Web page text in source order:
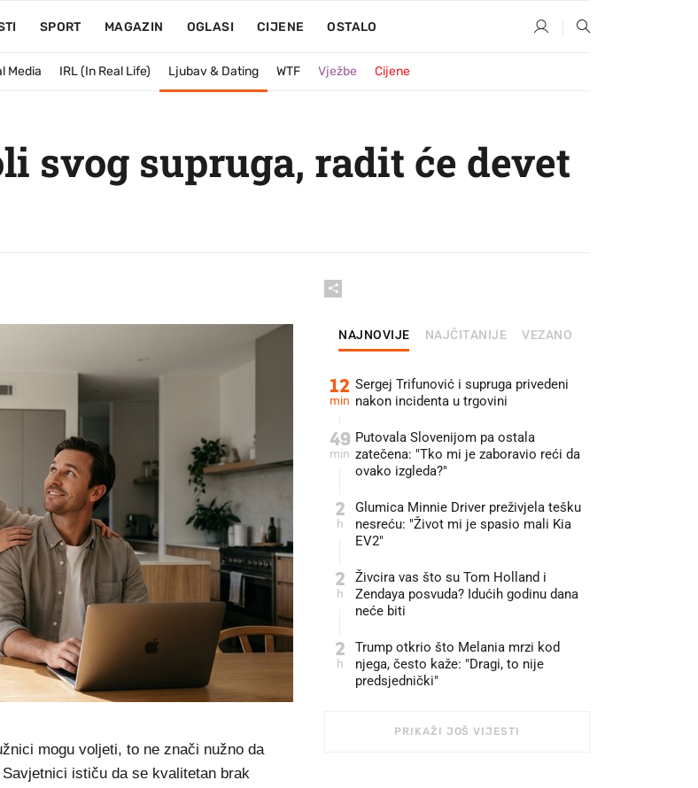
SPORT MAGAZIN OGLASI CIJENE OSTALO
Media IRL (In Real Life) Ljubav & Dating WTF Vježbe Cijene
svog supruga, radit će devet
mogu voljeti, to ne znači nužno da
ističu da se kvalitetan brak
NAJNOVIJE NAJČITANIJE VEZANO
12
min
Sergej Trifunović i supruga privedeni
nakon incidenta u trgovini
49
min
Putovala Slovenijom pa ostala
zatečena: "Tko mi je zaboravio reći da
ovako izgleda?"
2
h
Glumica Minnie Driver preživjela tešku
nesreću: "Život mi je spasio mali Kia
EV2"
2
h
Živcira vas što su Tom Holland i
Zendaya posvuda? Idućih godinu dana
neće biti
2
h
Trump otkrio što Melania mrzi kod
njega, često kaže: "Dragi, to nije
predsjednički"
PRIKAŽI JOŠ VIJESTI